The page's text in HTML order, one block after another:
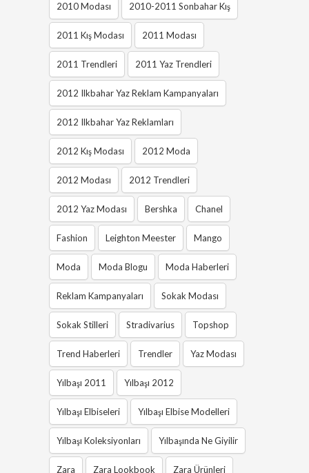
2010 Modası 2010-2011 Sonbahar Kış
2011 Kış Modası 2011 Modası
2011 Trendleri 2011 Yaz Trendleri
2012 Ilkbahar Yaz Reklam Kampanyaları
2012 Ilkbahar Yaz Reklamları
2012 Kış Modası 2012 Moda
2012 Modası 2012 Trendleri
2012 Yaz Modası Bershka Chanel
Fashion Leighton Meester Mango
Moda Moda Blogu Moda Haberleri
Reklam Kampanyaları Sokak Modası
Sokak Stilleri Stradivarius Topshop
Trend Haberleri Trendler Yaz Modası
Yılbaşı 2011 Yılbaşı 2012
Yılbaşı Elbiseleri Yılbaşı Elbise Modelleri
Yılbaşı Koleksiyonları Yılbaşında Ne Giyilir
Zara Zara Lookbook Zara Ürünleri